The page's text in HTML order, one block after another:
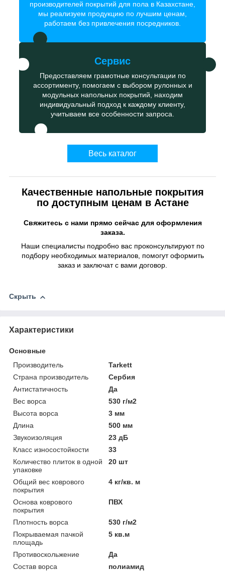
производителей покрытий для пола в Казахстане,
мы реализуем продукцию по лучшим ценам,
работаем без привлечения посредников.
Сервис
Предоставляем грамотные консультации по
ассортименту, помогаем с выбором рулонных и
модульных напольных покрытий, находим
индивидуальный подход к каждому клиенту,
учитываем все особенности запроса.
Весь каталог
Качественные напольные покрытия
по доступным ценам в Астане
Свяжитесь с нами прямо сейчас для оформления
заказа.
Наши специалисты подробно вас проконсультируют по
подбору необходимых материалов, помогут оформить
заказ и заключат с вами договор.
Скрыть
Характеристики
Основные
Производитель
Tarkett
Страна производитель
Сербия
Антистатичность
Да
Вес ворса
530 г/м2
Высота ворса
3 мм
Длина
500 мм
Звукоизоляция
23 дБ
Класс износостойкости
33
Количество плиток в одной
упаковке
20 шт
Общий вес коврового
покрытия
4 кг/кв. м
Основа коврового
покрытия
ПВХ
Плотность ворса
530 г/м2
Покрываемая пачкой
площадь
5 кв.м
Противоскольжение
Да
Состав ворса
полиамид